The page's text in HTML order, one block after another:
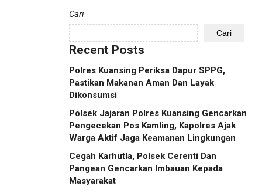
Cari
Cari
Recent Posts
Polres Kuansing Periksa Dapur SPPG,
Pastikan Makanan Aman Dan Layak
Dikonsumsi
Polsek Jajaran Polres Kuansing Gencarkan
Pengecekan Pos Kamling, Kapolres Ajak
Warga Aktif Jaga Keamanan Lingkungan
Cegah Karhutla, Polsek Cerenti Dan
Pangean Gencarkan Imbauan Kepada
Masyarakat